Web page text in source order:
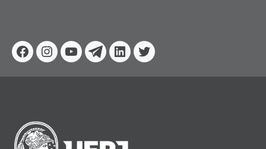
Facebook
Instagram
YoutubeTelegram
Linkedin
Twitter